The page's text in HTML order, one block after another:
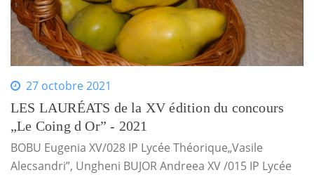
27 octobre 2021
LES LAURÉATS de la XV édition du concours
„Le Coing d Or” - 2021
BOBU Eugenia XV/028 IP Lycée Théorique„Vasile
Alecsandri”, Ungheni BUJOR Andreea XV /015 IP Lycée